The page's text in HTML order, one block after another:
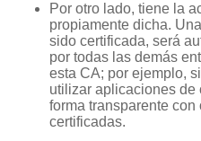
Por otro lado, tiene la
propiamente dicha.
sido certificada, será
por todas las demás
esta CA; por ejemplo,
utilizar aplicaciones de
forma transparente
certificadas.